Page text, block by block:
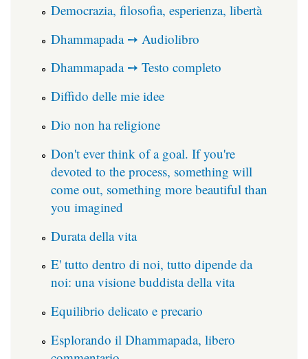
Democrazia, filosofia, esperienza, libertà
Dhammapada ➙ Audiolibro
Dhammapada ➙ Testo completo
Diffido delle mie idee
Dio non ha religione
Don't ever think of a goal. If you're
devoted to the process, something will
come out, something more beautiful than
you imagined
Durata della vita
E' tutto dentro di noi, tutto dipende da
noi: una visione buddista della vita
Equilibrio delicato e precario
Esplorando il Dhammapada, libero